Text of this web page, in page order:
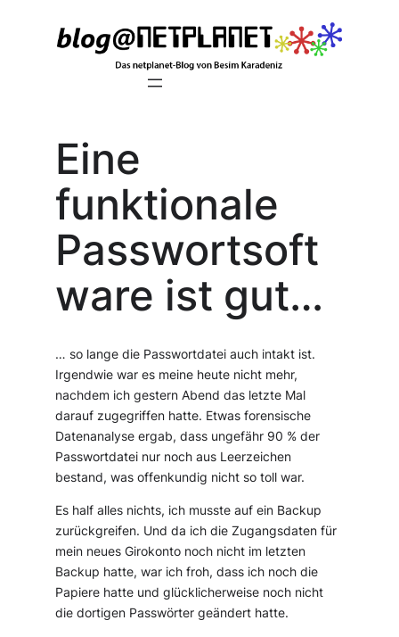
Eine
funktionale
Passwortsoft
ware ist gut…
… so lange die Passwortdatei auch intakt ist.
Irgendwie war es meine heute nicht mehr,
nachdem ich gestern Abend das letzte Mal
darauf zugegriffen hatte. Etwas forensische
Datenanalyse ergab, dass ungefähr 90 % der
Passwortdatei nur noch aus Leerzeichen
bestand, was offenkundig nicht so toll war.
Es half alles nichts, ich musste auf ein Backup
zurückgreifen. Und da ich die Zugangsdaten für
mein neues Girokonto noch nicht im letzten
Backup hatte, war ich froh, dass ich noch die
Papiere hatte und glücklicherweise noch nicht
die dortigen Passwörter geändert hatte.